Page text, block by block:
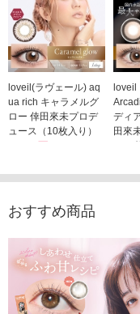
loveil(ラヴェール) aq
ua rich キャラメルグ
ロー 倖田來未プロデ
ュース（10枚入り）
loveil
ディ
田來
（10
おすすめ商品